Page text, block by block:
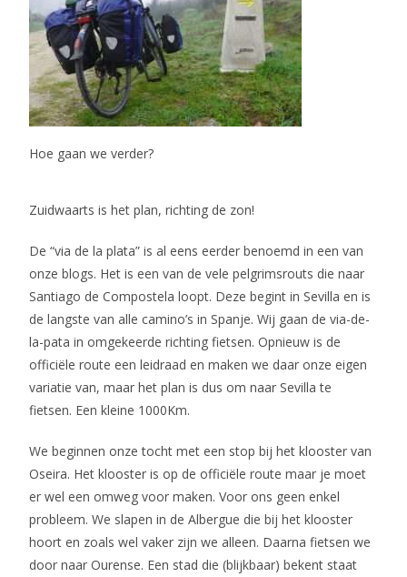
Hoe gaan we verder?
Zuidwaarts is het plan, richting de zon!
De “via de la plata” is al eens eerder benoemd in een van
onze blogs. Het is een van de vele pelgrimsrouts die naar
Santiago de Compostela loopt. Deze begint in Sevilla en is
de langste van alle camino’s in Spanje. Wij gaan de via-de-
la-pata in omgekeerde richting fietsen. Opnieuw is de
officiële route een leidraad en maken we daar onze eigen
variatie van, maar het plan is dus om naar Sevilla te
fietsen. Een kleine 1000Km.
We beginnen onze tocht met een stop bij het klooster van
Oseira. Het klooster is op de officiële route maar je moet
er wel een omweg voor maken. Voor ons geen enkel
probleem. We slapen in de Albergue die bij het klooster
hoort en zoals wel vaker zijn we alleen. Daarna fietsen we
door naar Ourense. Een stad die (blijkbaar) bekent staat